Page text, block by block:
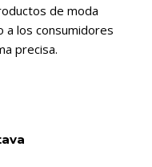
de moda
a los consumidores
precisa.